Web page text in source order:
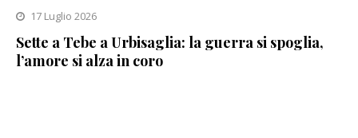
17 Luglio 2026
Sette a Tebe a Urbisaglia: la guerra si spoglia,
l’amore si alza in coro